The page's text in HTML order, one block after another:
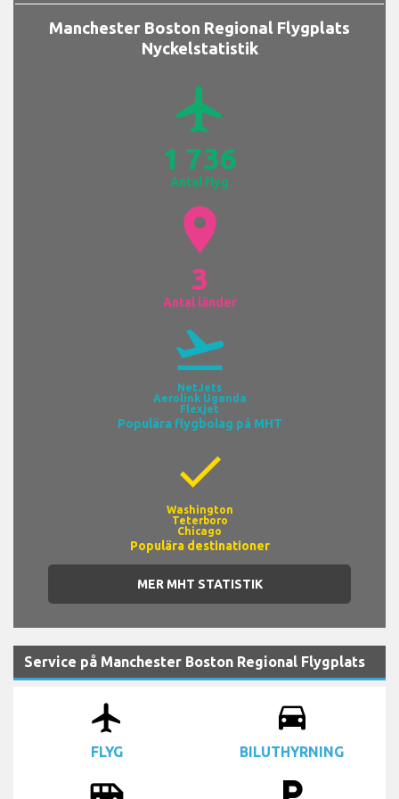
Manchester Boston Regional Flygplats
Nyckelstatistik
airplanemode_active
1 736
Antal flyg
location_on
3
Antal länder
flight_takeoff
NetJets
Aerolink Uganda
Flexjet
Populära flygbolag på MHT
check
Washington
Teterboro
Chicago
Populära destinationer
MER MHT STATISTIK
Service på Manchester Boston Regional Flygplats
airplanemode_active
FLYG
drive_eta
BILUTHYRNING